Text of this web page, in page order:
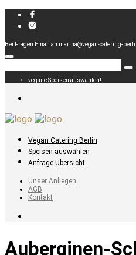
Bei Fragen Email an marina@vegan-catering-
vegane Speisen auswählen!
Vegan Catering Berlin
Speisen auswählen
Anfrage Übersicht
Unser Anliegen
AGB
Kontakt
Auberginen-